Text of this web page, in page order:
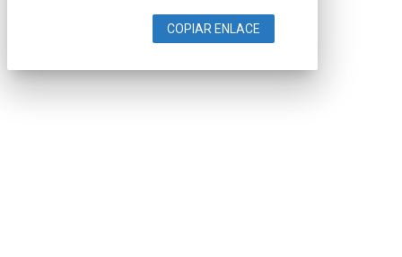
COPIAR ENLACE